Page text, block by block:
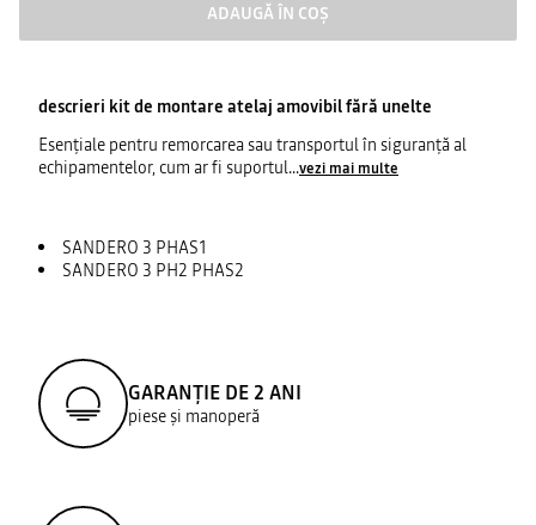
ADAUGĂ ÎN COȘ
descrieri kit de montare atelaj amovibil fără unelte
Esenţiale pentru remorcarea sau transportul în siguranţă al
echipamentelor, cum ar fi suportul...vezi mai multe
SANDERO 3 PHAS1
SANDERO 3 PH2 PHAS2
GARANȚIE DE 2 ANI
piese și manoperă